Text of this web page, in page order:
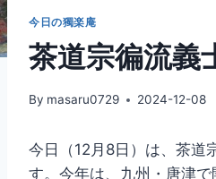
今日の獨楽庵
茶道宗徧流義
By masaru0729 2024-12-08
今日（12月8日）は、茶道
す。今年は、九州・唐津